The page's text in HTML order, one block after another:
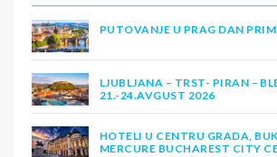
PUTOVANJE U PRAG DAN
LJUBLJANA – TRST- PIRAN –
21.-24.AVGUST 2026
HOTELI U CENTRU GRADA,
MERCURE BUCHAREST CITY